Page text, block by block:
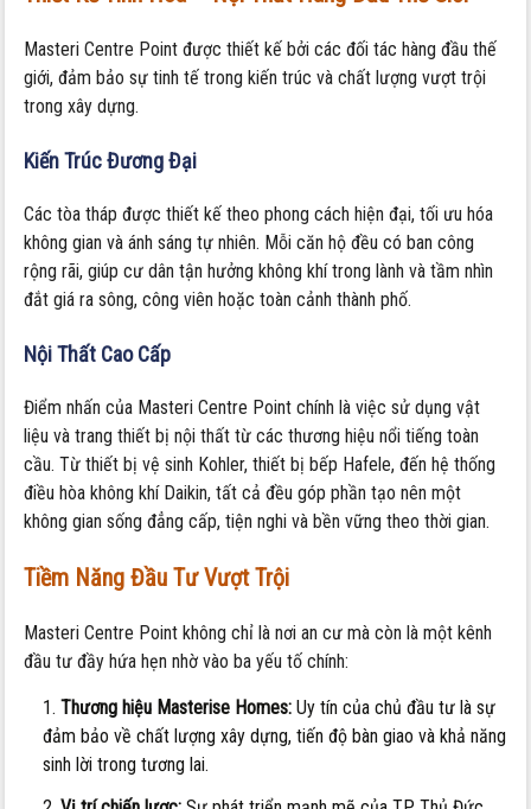
Masteri Centre Point được thiết kế bởi các đối tác hàng đầu thế
giới, đảm bảo sự tinh tế trong kiến trúc và chất lượng vượt trội
trong xây dựng.
Kiến Trúc Đương Đại
Các tòa tháp được thiết kế theo phong cách hiện đại, tối ưu hóa
không gian và ánh sáng tự nhiên. Mỗi căn hộ đều có ban công
rộng rãi, giúp cư dân tận hưởng không khí trong lành và tầm nhìn
đắt giá ra sông, công viên hoặc toàn cảnh thành phố.
Nội Thất Cao Cấp
Điểm nhấn của Masteri Centre Point chính là việc sử dụng vật
liệu và trang thiết bị nội thất từ các thương hiệu nổi tiếng toàn
cầu. Từ thiết bị vệ sinh Kohler, thiết bị bếp Hafele, đến hệ thống
điều hòa không khí Daikin, tất cả đều góp phần tạo nên một
không gian sống đẳng cấp, tiện nghi và bền vững theo thời gian.
Tiềm Năng Đầu Tư Vượt Trội
Masteri Centre Point không chỉ là nơi an cư mà còn là một kênh
đầu tư đầy hứa hẹn nhờ vào ba yếu tố chính:
Thương hiệu Masterise Homes: Uy tín của chủ đầu tư là sự
đảm bảo về chất lượng xây dựng, tiến độ bàn giao và khả năng
sinh lời trong tương lai.